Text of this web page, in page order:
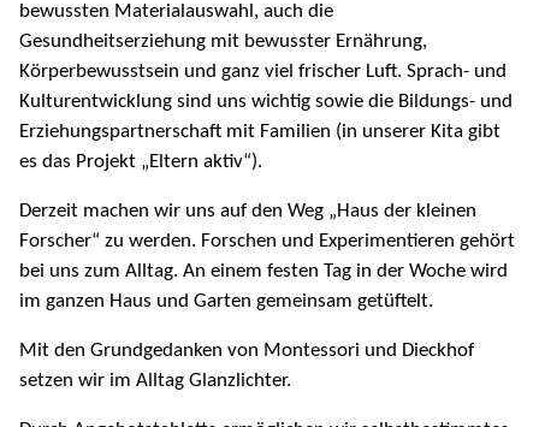
bewussten Materialauswahl, auch die
Gesundheitserziehung mit bewusster Ernährung,
Körperbewusstsein und ganz viel frischer Luft. Sprach- und
Kulturentwicklung sind uns wichtig sowie die Bildungs- und
Erziehungspartnerschaft mit Familien (in unserer Kita gibt
es das Projekt „Eltern aktiv“).
Derzeit machen wir uns auf den Weg „Haus der kleinen
Forscher“ zu werden. Forschen und Experimentieren gehört
bei uns zum Alltag. An einem festen Tag in der Woche wird
im ganzen Haus und Garten gemeinsam getüftelt.
Mit den Grundgedanken von Montessori und Dieckhof
setzen wir im Alltag Glanzlichter.